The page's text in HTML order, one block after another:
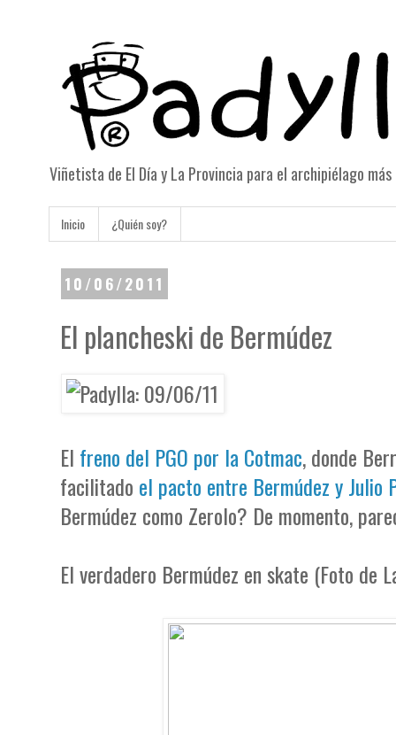
Viñetista de El Día y La Provincia para el archipiélago
Inicio ¿Quién soy?
10/06/2011
El plancheski de Bermúdez
El freno del PGO por la Cotmac, donde
facilitado el pacto entre Bermúdez y Julio
Bermúdez como Zerolo? De momento,
El verdadero Bermúdez en skate (Foto de